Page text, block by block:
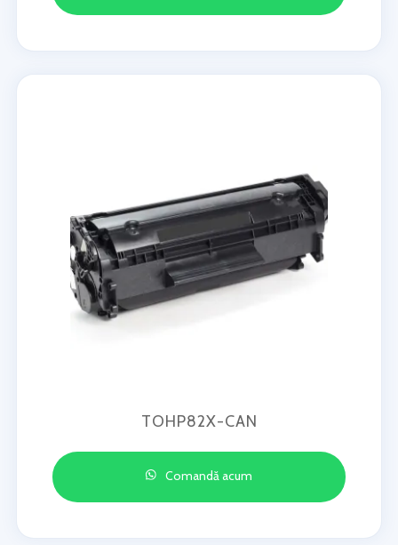
TOHP82X-CAN
Comandă acum